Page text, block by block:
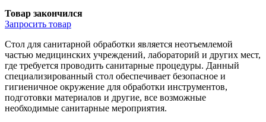
Товар закончился
Запросить товар
Стол для санитарной обработки является неотъемлемой
частью медицинских учреждений, лабораторий и других мест,
где требуется проводить санитарные процедуры. Данный
специализированный стол обеспечивает безопасное и
гигиеничное окружение для обработки инструментов,
подготовки материалов и другие, все возможные
необходимые санитарные мероприятия.